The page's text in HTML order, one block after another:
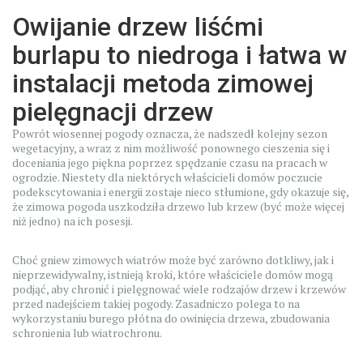
Owijanie drzew liśćmi
burlapu to niedroga i łatwa w
instalacji metoda zimowej
pielęgnacji drzew
Powrót wiosennej pogody oznacza, że nadszedł kolejny sezon
wegetacyjny, a wraz z nim możliwość ponownego cieszenia się i
doceniania jego piękna poprzez spędzanie czasu na pracach w
ogrodzie. Niestety dla niektórych właścicieli domów poczucie
podekscytowania i energii zostaje nieco stłumione, gdy okazuje się,
że zimowa pogoda uszkodziła drzewo lub krzew (być może więcej
niż jedno) na ich posesji.
Choć gniew zimowych wiatrów może być zarówno dotkliwy, jak i
nieprzewidywalny, istnieją kroki, które właściciele domów mogą
podjąć, aby chronić i pielęgnować wiele rodzajów drzew i krzewów
przed nadejściem takiej pogody. Zasadniczo polega to na
wykorzystaniu burego płótna do owinięcia drzewa, zbudowania
schronienia lub wiatrochronu.